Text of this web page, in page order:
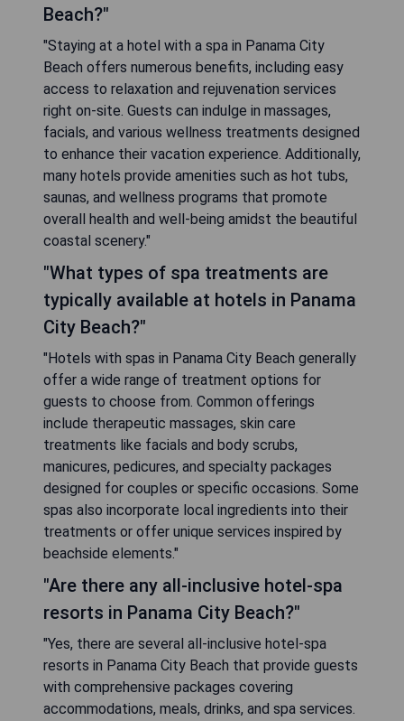
Beach?"
"Staying at a hotel with a spa in Panama City
Beach offers numerous benefits, including easy
access to relaxation and rejuvenation services
right on-site. Guests can indulge in massages,
facials, and various wellness treatments designed
to enhance their vacation experience. Additionally,
many hotels provide amenities such as hot tubs,
saunas, and wellness programs that promote
overall health and well-being amidst the beautiful
coastal scenery."
"What types of spa treatments are
typically available at hotels in Panama
City Beach?"
"Hotels with spas in Panama City Beach generally
offer a wide range of treatment options for
guests to choose from. Common offerings
include therapeutic massages, skin care
treatments like facials and body scrubs,
manicures, pedicures, and specialty packages
designed for couples or specific occasions. Some
spas also incorporate local ingredients into their
treatments or offer unique services inspired by
beachside elements."
"Are there any all-inclusive hotel-spa
resorts in Panama City Beach?"
"Yes, there are several all-inclusive hotel-spa
resorts in Panama City Beach that provide guests
with comprehensive packages covering
accommodations, meals, drinks, and spa services.